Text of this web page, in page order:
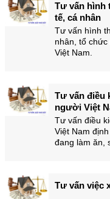
Tư vấn hình
tế, cá nhân
Tư vấn hình
nhân, tổ
Việt Nam.
Tư vấn điều
người Việt
Tư vấn điều
Việt Nam
đang làm ăn,
Tư vấn việc